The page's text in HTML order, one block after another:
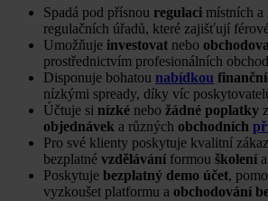
Spadá pod přísnou regulaci místních a
regulačních úřadů, které zajišťují
Umožňuje investovat nebo
prostřednictvím profesionálních
Disponuje bohatou nabídkou
nízkými spready, díky víc
Účtuje si nízké nebo žádné poplatky
objednávek a různých obchodních
Pro své klienty poskytuje kvalitní
bezplatné vzdělávání formou školení a
Poskytuje bezplatný demo účet,
vyzkoušet platformu a obchodování